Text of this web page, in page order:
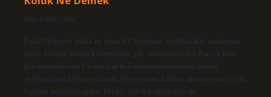
Tarih: Eylül 17, 2024
Eski Türkçede kölük ne demek? Nişanyan Sözlüğü, köle anlamına
gelen Arapça ġulām kelimesinin, piç anlamına gelen Farsça kola
kelimesinin veya Türkçe kul kelimesinin kelimenin kökeni
olabileceğini belirtmektedir. Öte yandan, kelime aynı zamanda yük
hayvanı anlamına gelen Türkçe kölük kelimesiyle de